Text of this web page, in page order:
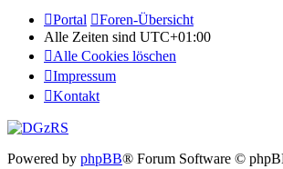
Portal
Foren-Übersicht
Alle Zeiten sind UTC+01:00
Alle Cookies löschen
Impressum
Kontakt
Powered by phpBB® Forum Software ©